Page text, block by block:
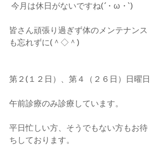
今月は休日がないですね(´・ω・`)
皆さん頑張り過ぎず体のメンテナンス
も忘れずに(＾◇＾)
第２(１２日）、第４（２６日）日曜日
午前診療のみ診療しています。
平日忙しい方、そうでもない方もお待
ちしております。